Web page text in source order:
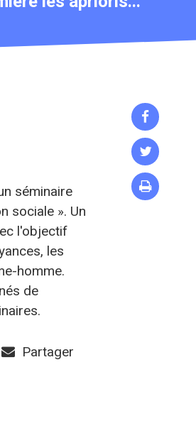



séminaire
sociale ». Un
l'objectif
les
homme.
de
Partager